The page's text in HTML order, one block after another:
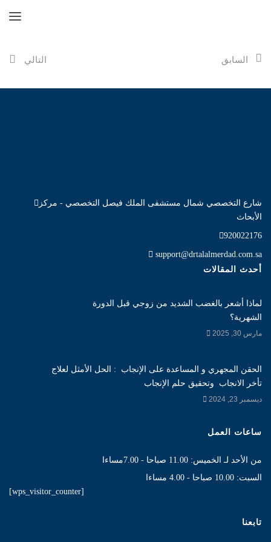
السابق التالي
شارع التخصصي شمال مستشفى الملك فيصل التخصصي - مركز
الأبحاث
920022176
support@drtalalmerdad.com.sa
أحدث المقالات
لماذا أشعر بالغضب الشديد من زوجي قبل الدورة
الشهرية؟
مارس 30, 2025
الحقن المجهري و المساعدة على الإنجاب : الحل الأمثل لعلاج
تأخر الانجاب وتحقيق حلم الإنجاب
ديسمبر 23, 2024
ساعات العمل
من الأحد لـ الخميس: 11.00 صباحا - 7.00مساءا
السبت: 10.00 صباحا - 4.00 مساءا
[wps_visitor_counter]
تابعنا